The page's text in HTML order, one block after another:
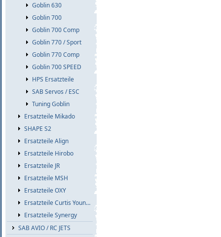
Goblin 630
Goblin 700
Goblin 700 Comp
Goblin 770 / Sport
Goblin 770 Comp
Goblin 700 SPEED
HPS Ersatzteile
SAB Servos / ESC
Tuning Goblin
Ersatzteile Mikado
SHAPE S2
Ersatzteile Align
Ersatzteile Hirobo
Ersatzteile JR
Ersatzteile MSH
Ersatzteile OXY
Ersatzteile Curtis Youngblood
Ersatzteile Synergy
SAB AVIO / RC JETS